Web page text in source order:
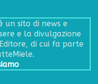
un sito di news e
e la divulgazione
di cui fa parte